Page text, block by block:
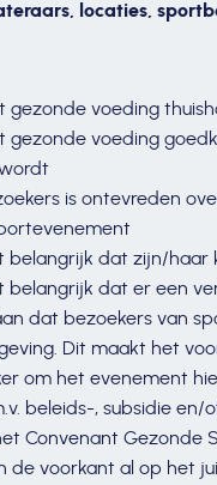
locaties,
gezonde voeding
gezonde voeding
is ontevreden
belangrijk dat zijn/haar
belangrijk dat er een
dat bezoekers van
Dit maakt het
om het evenement
beleids-, subsidie
Convenant Gezonde
de voorkant al op het